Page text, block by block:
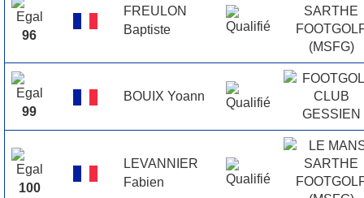
96
FREULON
Baptiste
99
BOUIX Yoann
100
LEVANNIER
Fabien